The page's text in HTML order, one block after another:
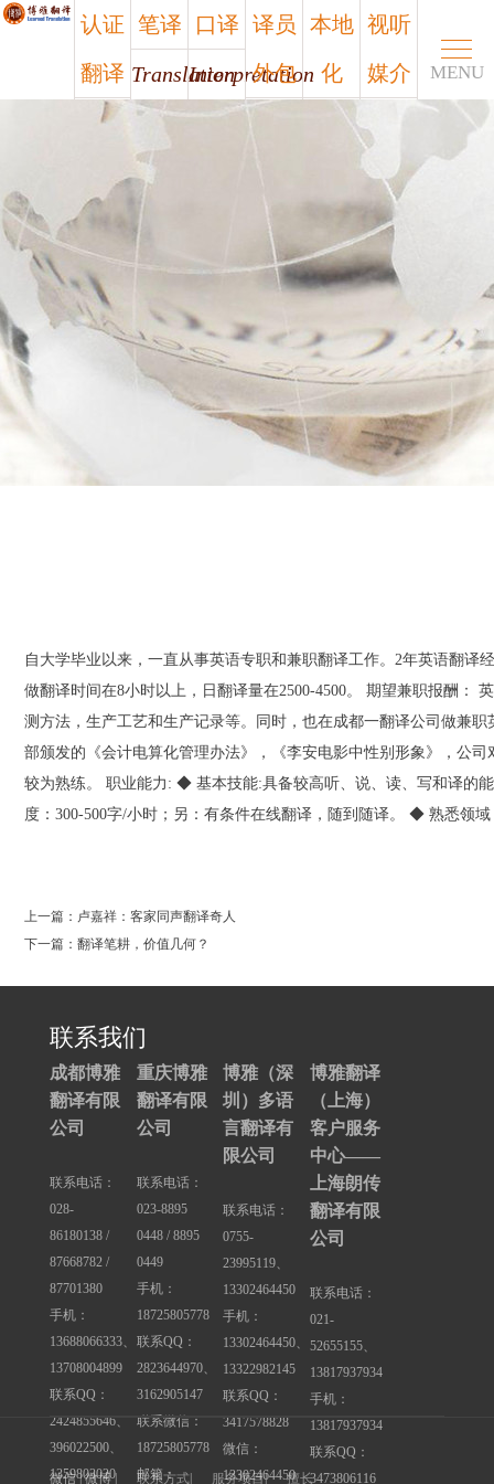
认证
翻译
Certified
翻译
笔译
Translation
笔译
口译
Interpretation
口译
译员
外包
Outsourcing
外包
本地
化
Localization
视听
媒介
Media
视听
媒介
MENU
自大学毕业以来，一直从事英语专职和兼职翻译工作。2年英语翻
做翻译时间在8小时以上，日翻译量在2500-4500。 期望兼职报酬：
测方法，生产工艺和生产记录等。同时，也在成都一翻译公司做兼
部颁发的《会计电算化管理办法》，《李安电影中性别形象》，公
较为熟练。 职业能力: ◆ 基本技能:具备较高听、说、读、写和译
度：300-500字/小时；另：有条件在线翻译，随到随译。 ◆ 熟悉领域
上一篇：卢嘉祥：客家同声翻译奇人
下一篇：翻译笔耕，价值几何？
联系我们
成都博雅
翻译有限
公司
联系电话：
028-
86180138 /
87668782 /
87701380
手机：
13688066333、
13708004899
联系QQ：
2424855646、
396022500、
1359803020
重庆博雅
翻译有限
公司
联系电话：
023-8895
0448 / 8895
0449
手机：
18725805778
联系QQ：
2823644970、
3162905147
联系微信：
18725805778
邮箱：
博雅（深
圳）多语
言翻译有
限公司
联系电话：
0755-
23995119、
13302464450
手机：
13302464450、
13322982145
联系QQ：
3417578828
微信：
13302464450
博雅翻译
（上海）
客户服务
中心——
上海朗传
翻译有限
公司
联系电话：
021-
52655155、
13817937934
手机：
13817937934
联系QQ：
3473806116
微信 | 微博 | 联系方式| 服务项目| 擅长